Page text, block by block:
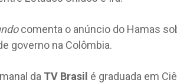
comenta o anúncio do Hamas
governo na Colômbia.
da TV Brasil é graduada em